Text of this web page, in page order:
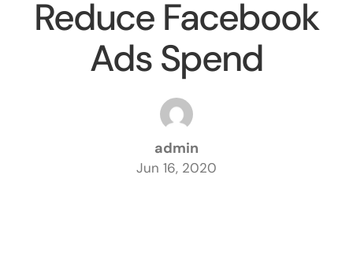
Contact Us
Reduce Facebook
Ads Spend
admin
Jun 16, 2020